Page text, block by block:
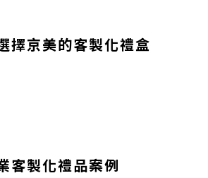
擇京美的客製化禮盒
客製化禮品案例